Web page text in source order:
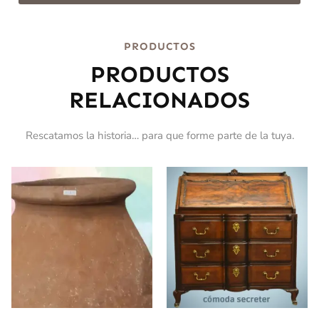
PRODUCTOS
PRODUCTOS
RELACIONADOS
Rescatamos la historia… para que forme parte de la tuya.